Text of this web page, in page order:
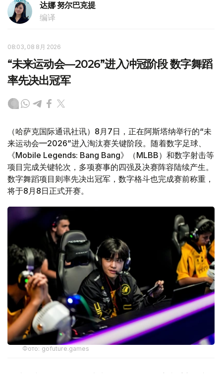
达娜 努尔巴克提
编译
08:03, 08 8月 2026
“未来运动会—2026”进入冲冠阶段 数字舞蹈
率先决出冠军
（哈萨克国际通讯社讯）8月7日，正在阿斯塔纳举行的“未
来运动会—2026”进入淘汰赛关键阶段。随着数字足球、
《Mobile Legends: Bang Bang》（MLBB）和数字射击等
项目完成关键轮次，多项赛事的四强及决赛阵容陆续产生。
数字舞蹈项目则率先决出冠军，数字格斗也完成赛前称重，
将于8月8日正式开赛。
Фото: gofuture.games